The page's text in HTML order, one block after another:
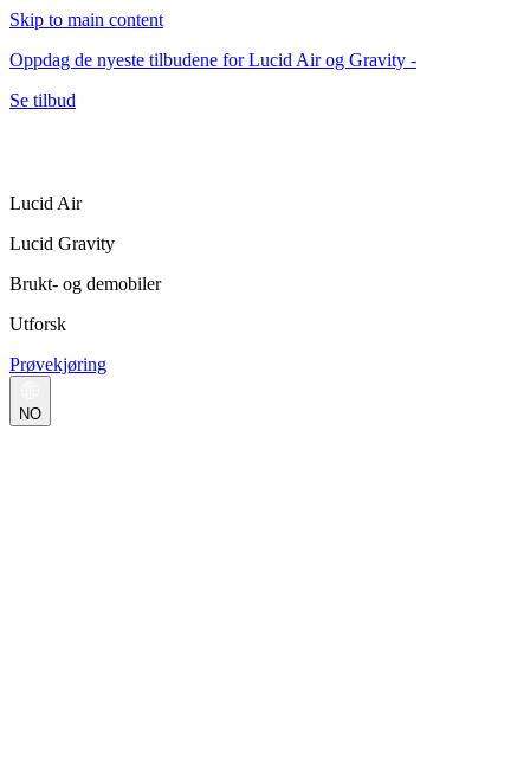
Skip to main content
Oppdag de nyeste tilbudene for Lucid Air og Gravity -
Se tilbud
Lucid Air
Lucid Gravity
Brukt- og demobiler
Utforsk
Prøvekjøring
NO